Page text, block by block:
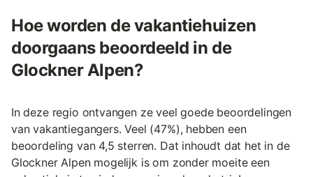
Hoe worden de vakantiehuizen
doorgaans beoordeeld in de
Glockner Alpen?
In deze regio ontvangen ze veel goede beoordelingen
van vakantiegangers. Veel (47%), hebben een
beoordeling van 4,5 sterren. Dat inhoudt dat het in de
Glockner Alpen mogelijk is om zonder moeite een